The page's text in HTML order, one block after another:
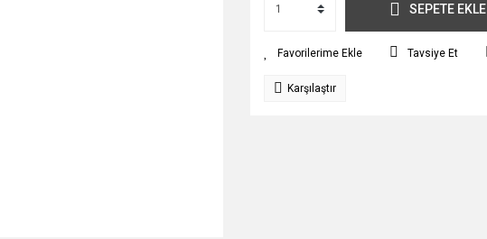
SEPETE EKLE
Tavsiye Et
Karşılaştır